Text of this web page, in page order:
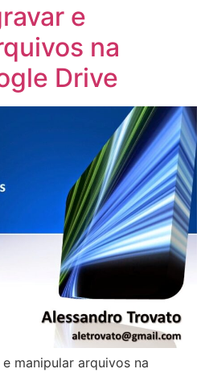
e
na
Drive
manipular arquivos na